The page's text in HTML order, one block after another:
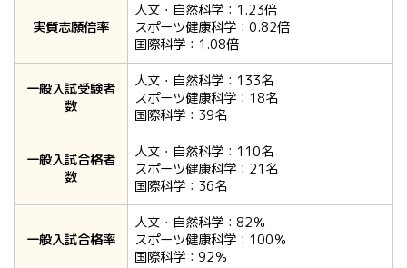
実質志願倍率
人文・自然科学：1.23倍
スポーツ健康科学：0.82倍
国際科学：1.08倍
一般入試受験者
数
人文・自然科学：133名
スポーツ健康科学：18名
国際科学：39名
一般入試合格者
数
人文・自然科学：110名
スポーツ健康科学：21名
国際科学：36名
一般入試合格率
人文・自然科学：82％
スポーツ健康科学：100％
国際科学：92％